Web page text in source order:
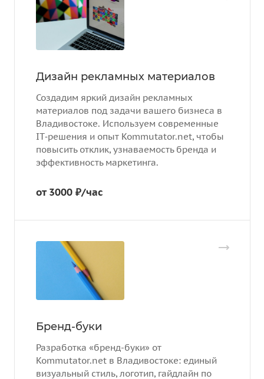
Дизайн рекламных материалов
Создадим яркий дизайн рекламных
материалов под задачи вашего бизнеса в
Владивостоке. Используем современные
IT‑решения и опыт Kommutator.net, чтобы
повысить отклик, узнаваемость бренда и
эффективность маркетинга.
от 3000 ₽/час
Бренд-буки
Разработка «бренд-буки» от
Kommutator.net в Владивостоке: единый
визуальный стиль, логотип, гайдлайн по